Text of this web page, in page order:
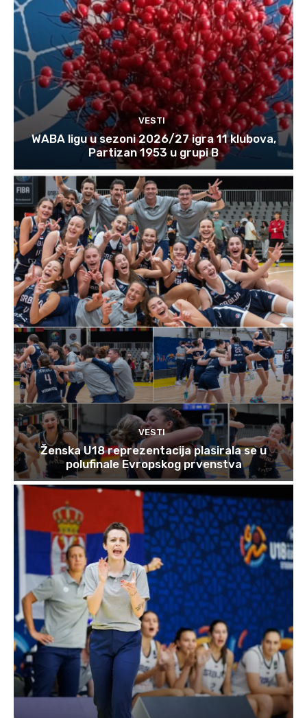
VESTI
WABA ligu u sezoni 2026/27 igra 11 klubova,
Partizan 1953 u grupi B
VESTI
Ženska U18 reprezentacija plasirala se u
polufinale Evropskog prvenstva